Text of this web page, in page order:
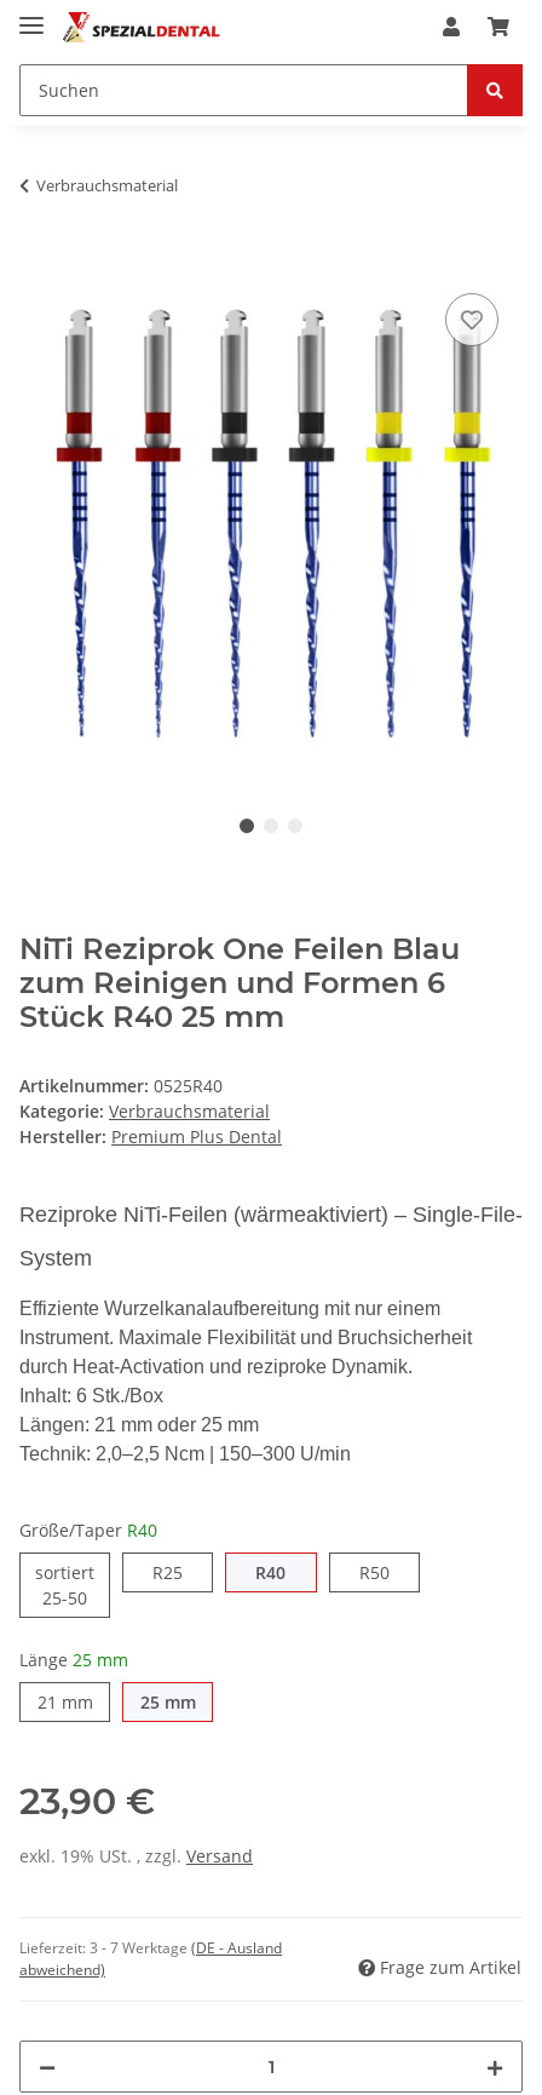
Verbrauchsmaterial
NiTi Reziprok One Feilen Blau
zum Reinigen und Formen 6
Stück R40 25 mm
Artikelnummer: 0525R40
Kategorie: Verbrauchsmaterial
Hersteller: Premium Plus Dental
Reziproke NiTi-Feilen (wärmeaktiviert) – Single-File-
System
Effiziente Wurzelkanalaufbereitung mit nur einem
Instrument. Maximale Flexibilität und Bruchsicherheit
durch Heat-Activation und reziproke Dynamik.
Inhalt: 6 Stk./Box
Längen: 21 mm oder 25 mm
Technik: 2,0–2,5 Ncm | 150–300 U/min
Größe/Taper R40
sortiert
25-50
R25 R40 R50
Länge 25 mm
21 mm
25 mm
23,90 €
exkl. 19% USt. , zzgl. Versand
Lieferzeit:3 - 7 Werktage (DE - Ausland
abweichend)
Frage zum Artikel